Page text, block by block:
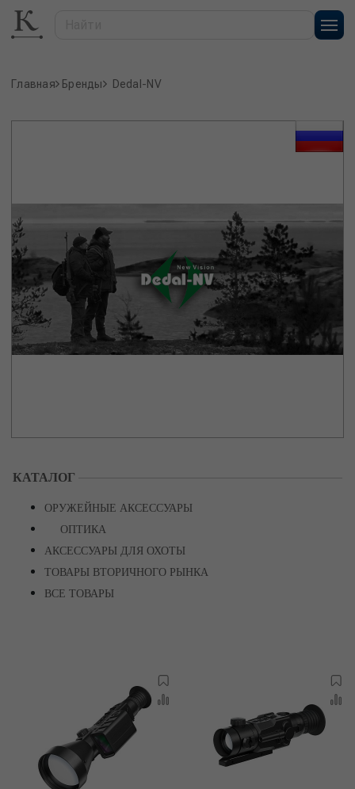
Главная Бренды Dedal-NV
КАТАЛОГ
ОРУЖЕЙНЫЕ АКСЕССУАРЫ
ОПТИКА
АКСЕССУАРЫ ДЛЯ ОХОТЫ
ТОВАРЫ ВТОРИЧНОГО РЫНКА
ВСЕ ТОВАРЫ